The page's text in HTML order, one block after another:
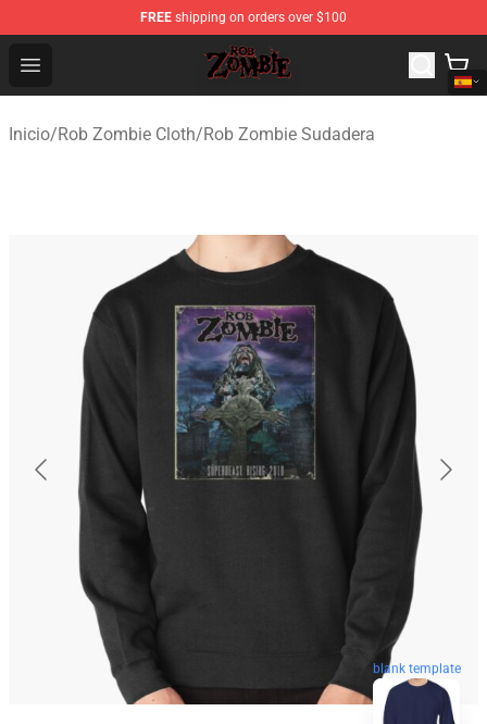
FREE shipping on orders over $100
Open menu
Rob Zombie Shop - Official Rob Zombie Merchandise
Inicio/Rob Zombie Cloth/Rob Zombie Sudadera
blank template